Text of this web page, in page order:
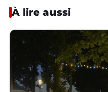
À lire aussi